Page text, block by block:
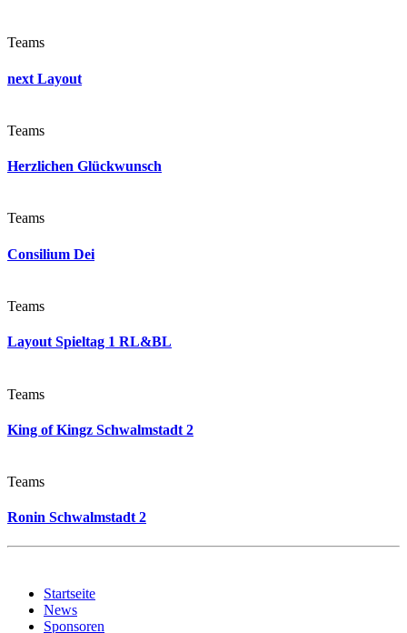
Teams
next Layout
Teams
Herzlichen Glückwunsch
Teams
Consilium Dei
Teams
Layout Spieltag 1 RL&BL
Teams
King of Kingz Schwalmstadt 2
Teams
Ronin Schwalmstadt 2
Startseite
News
Sponsoren